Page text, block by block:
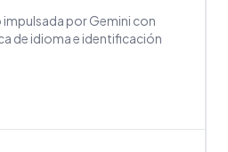
impulsada por Gemini con
de idioma e identificación